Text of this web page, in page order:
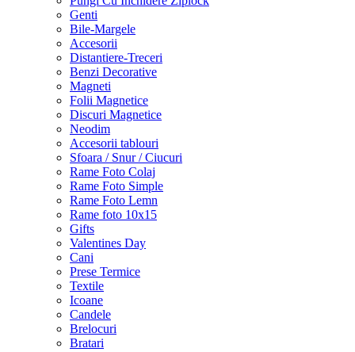
Genti
Bile-Margele
Accesorii
Distantiere-Treceri
Benzi Decorative
Magneti
Folii Magnetice
Discuri Magnetice
Neodim
Accesorii tablouri
Sfoara / Snur / Ciucuri
Rame Foto Colaj
Rame Foto Simple
Rame Foto Lemn
Rame foto 10x15
Gifts
Valentines Day
Cani
Prese Termice
Textile
Icoane
Candele
Brelocuri
Bratari